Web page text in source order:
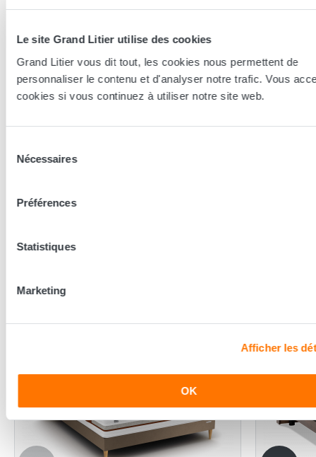
Le site Grand Litier utilise des cookies
Grand Litier vous dit tout, les cookies nous permettent de
personnaliser le contenu et d'analyser notre trafic. Vous
cookies si vous continuez à utiliser notre site web.
Nécessaires
Préférences
Statistiques
Marketing
Afficher les
OK
Essayer en magasin
en lieux de vente afin de vous guider au mieux vers la
technologie, le confort, et les modèles les plus adaptés à votre
En complément de ce produit